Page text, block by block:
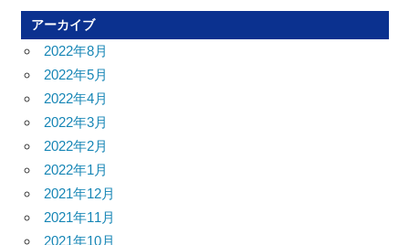
アーカイブ
2022年8月
2022年5月
2022年4月
2022年3月
2022年2月
2022年1月
2021年12月
2021年11月
2021年10月